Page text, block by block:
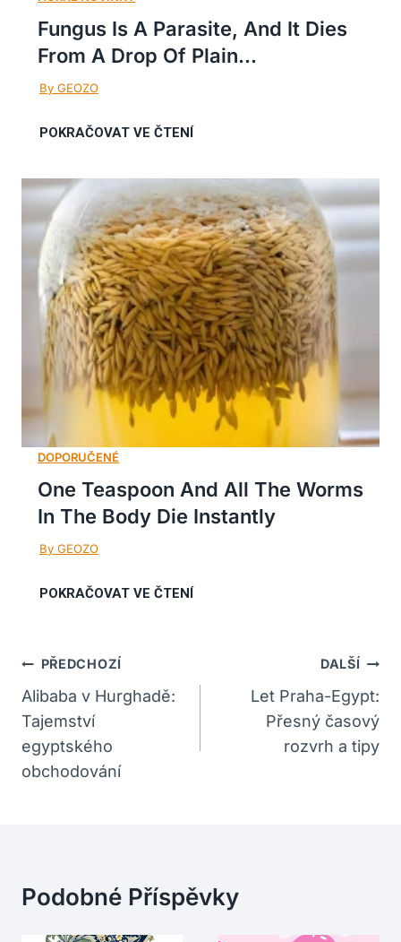
Fungus Is A Parasite, And It Dies
From A Drop Of Plain...
One Teaspoon And All The Worms
In The Body Die Instantly
Navigace
Pro
Příspěvek
PŘEDCHOZÍ
Alibaba v Hurghadě:
Tajemství
egyptského
obchodování
DALŠÍ
Let Praha-Egypt:
Přesný časový
rozvrh a tipy
Podobné Příspěvky